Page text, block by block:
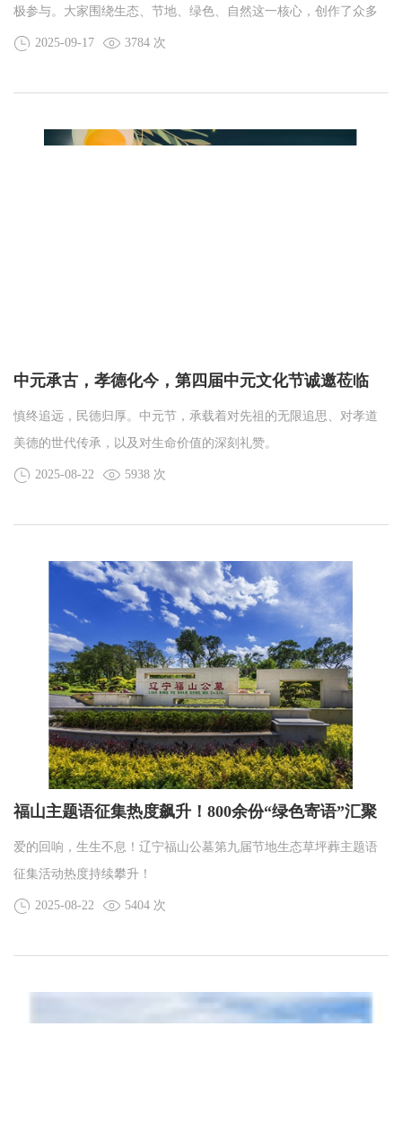
极参与。大家围绕生态、节地、绿色、自然这一核心，创作了众多
精彩作品。
2025-09-17 3784 次
中元承古，孝德化今，第四届中元文化节诚邀莅临
慎终追远，民德归厚。中元节，承载着对先祖的无限追思、对孝道
美德的世代传承，以及对生命价值的深刻礼赞。
2025-08-22 5938 次
福山主题语征集热度飙升！800余份“绿色寄语”汇聚
福山
爱的回响，生生不息！辽宁福山公墓第九届节地生态草坪葬主题语
征集活动热度持续攀升！
2025-08-22 5404 次